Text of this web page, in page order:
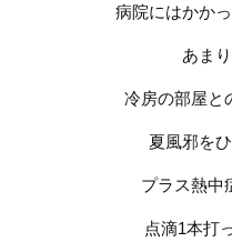
病院にはかか
あま
冷房の部屋と
夏風邪を
プラス熱中
点滴1本打